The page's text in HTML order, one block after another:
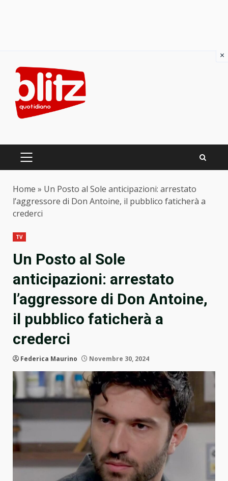
content
PRIMARY
Home » Un Posto al Sole anticipazioni: arrestato
l’aggressore di Don Antoine, il pubblico faticherà a
crederci
TV
Un Posto al Sole
anticipazioni: arrestato
l’aggressore di Don Antoine,
il pubblico faticherà a
crederci
Federica Maurino Novembre 30, 2024
×